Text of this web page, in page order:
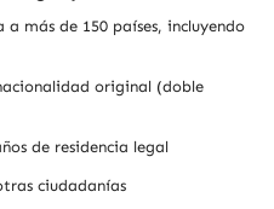
a más de 150 países, incluyendo
original (doble
de residencia legal
ciudadanías